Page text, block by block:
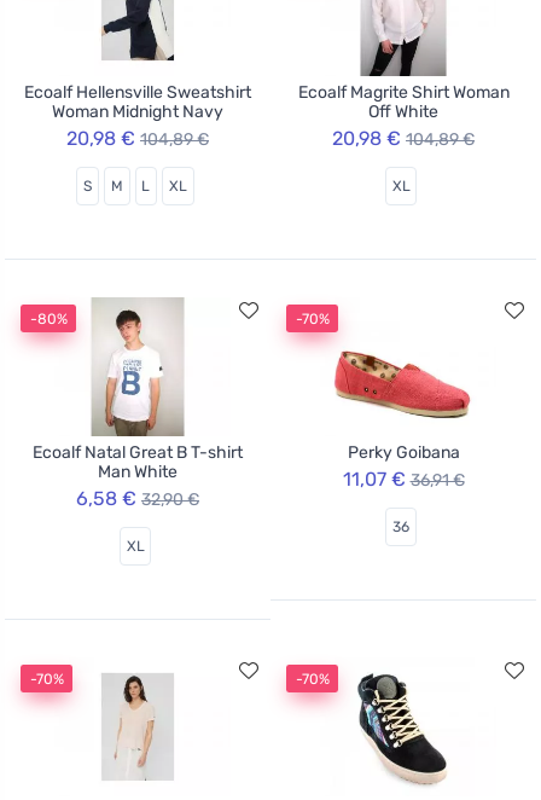
Ecoalf Hellensville Sweatshirt
Woman Midnight Navy
20,98 € 104,89 €
S M L XL
Ecoalf Magrite Shirt Woman
Off White
20,98 € 104,89 €
XL
-80%
Ecoalf Natal Great B T-shirt
Man White
6,58 € 32,90 €
XL
-70%
Perky Goibana
11,07 € 36,91 €
36
-70% -70%